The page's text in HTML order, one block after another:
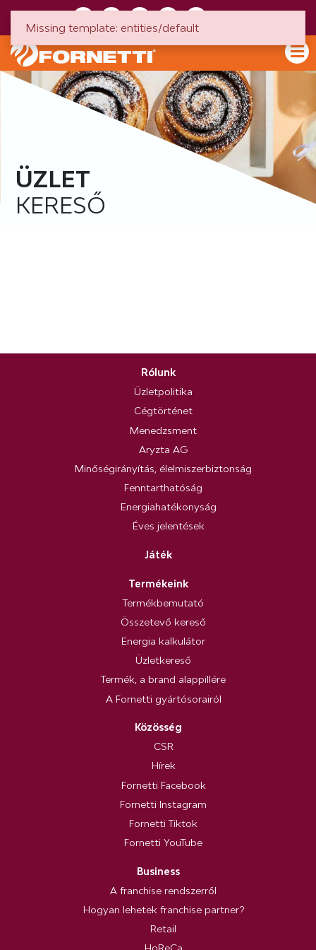
ÜZLET
KERESŐ
Rólunk
Üzletpolitika
Cégtörténet
Menedzsment
Aryzta AG
Minőségirányítás, élelmiszerbiztonság
Fenntarthatóság
Energiahatékonyság
Éves jelentések
Játék
Termékeink
Termékbemutató
Összetevő kereső
Energia kalkulátor
Üzletkereső
Termék, a brand alappillére
A Fornetti gyártósorairól
Közösség
CSR
Hírek
Fornetti Facebook
Fornetti Instagram
Fornetti Tiktok
Fornetti YouTube
Business
A franchise rendszerről
Hogyan lehetek franchise partner?
Retail
Missing template: entities/default